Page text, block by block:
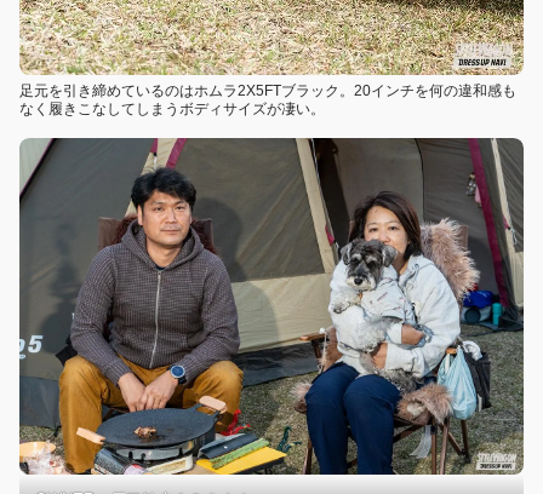
足元を引き締めているのはホムラ2X5FTブラック。20インチを何の違和感も
なく履きこなしてしまうボディサイズが凄い。